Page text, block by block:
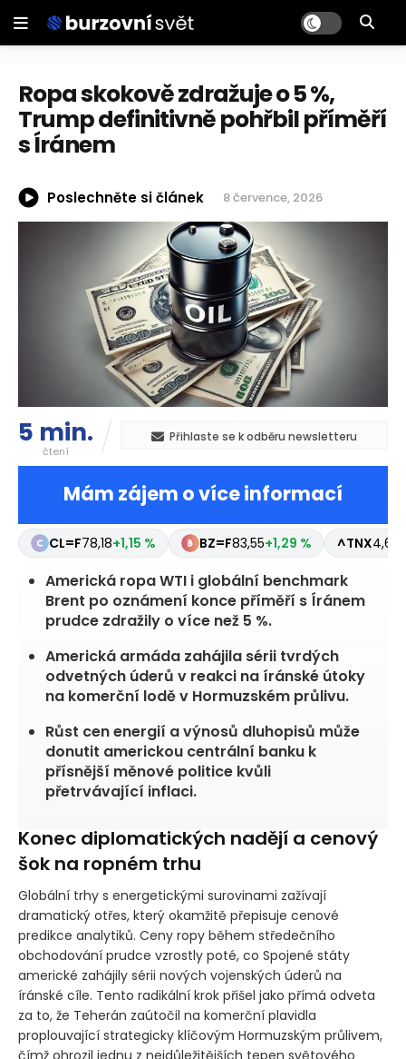
Ropa skokově zdražuje o 5 %,
Trump definitivně pohřbil příměří
s Íránem
Poslechněte si článek 8 července, 2026
5 min.
čtení
Přihlaste se k odběru newsletteru
Mám zájem o více informací
CL=F78,18+1,15 % BZ=F83,55+1,29 % ^TNX4,66
Americká ropa WTI i globální benchmark
Brent po oznámení konce příměří s Íránem
prudce zdražily o více než 5 %.
Americká armáda zahájila sérii tvrdých
odvetných úderů v reakci na íránské útoky
na komerční lodě v Hormuzském průlivu.
Růst cen energií a výnosů dluhopisů může
donutit americkou centrální banku k
přísnější měnové politice kvůli
přetrvávající inflaci.
Konec diplomatických nadějí a cenový
šok na ropném trhu
Globální trhy s energetickými surovinami zažívají
dramatický otřes, který okamžitě přepisuje cenové
predikce analytiků. Ceny ropy během středečního
obchodování prudce vzrostly poté, co Spojené státy
americké zahájily sérii nových vojenských úderů na
íránské cíle. Tento radikální krok přišel jako přímá odveta
za to, že Teherán zaútočil na komerční plavidla
proplouvající strategicky klíčovým Hormuzským průlivem,